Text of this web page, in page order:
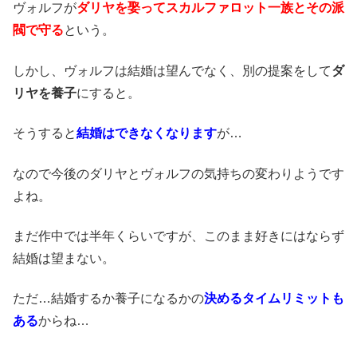
ヴォルフがダリヤを娶ってスカルファロット一族とその派
閥で守るという。
しかし、ヴォルフは結婚は望んでなく、別の提案をしてダ
リヤを養子にすると。
そうすると結婚はできなくなりますが…
なので今後のダリヤとヴォルフの気持ちの変わりようです
よね。
まだ作中では半年くらいですが、このまま好きにはならず
結婚は望まない。
ただ…結婚するか養子になるかの決めるタイムリミットも
あるからね…